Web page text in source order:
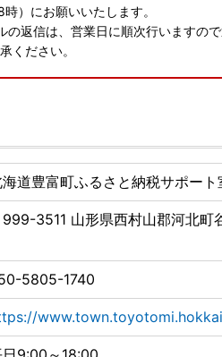
）にお願いいたします。
返信は、営業日に順次行いますの
ください。
請アプリ「IAM」で簡単便利にスマ
ム)」が登場しました！
きを大幅にスキップできます♪
申請」も引き続きご利用可能です。
道豊富町ふるさと納税サポート
999-3511 山形県西村山郡河北町
5805-1740